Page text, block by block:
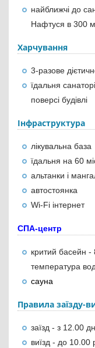
найближчі до
Нафтуся в 300
Харчування
3-разове
їдальня
поверсі будівлі
Інфраструктура
лікувальна база
їдальня на 60
альтанки і
автостоянка
Wi-Fi інтернет
СПА-центр
критий басейн
температура
сауна
Правила заїзду-
заїзд - з 12.00
виїзд - до 10.00